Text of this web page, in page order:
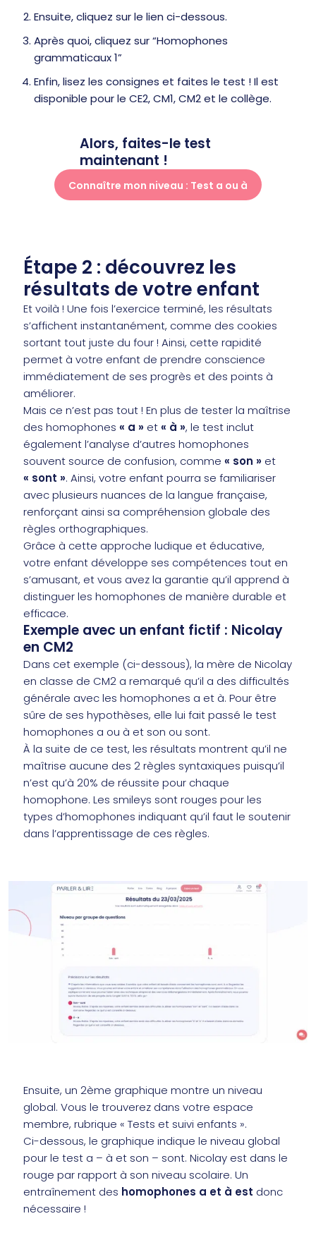
Ensuite, cliquez sur le lien ci-dessous.
Après quoi, cliquez sur “Homophones
grammaticaux 1”
Enfin, lisez les consignes et faites le test ! Il est
disponible pour le CE2, CM1, CM2 et le collège.
Alors, faites-le test
maintenant !
Connaître mon niveau : Test a ou à
Étape 2 : découvrez les
résultats de votre enfant
Et voilà ! Une fois l’exercice terminé, les résultats
s’affichent instantanément, comme des cookies
sortant tout juste du four ! Ainsi, cette rapidité
permet à votre enfant de prendre conscience
immédiatement de ses progrès et des points à
améliorer.
Mais ce n’est pas tout ! En plus de tester la maîtrise
des homophones« a » et« à », le test inclut
également l’analyse d’autres homophones
souvent source de confusion, comme« son » et
« sont ». Ainsi, votre enfant pourra se familiariser
avec plusieurs nuances de la langue française,
renforçant ainsi sa compréhension globale des
règles orthographiques.
Grâce à cette approche ludique et éducative,
votre enfant développe ses compétences tout en
s’amusant, et vous avez la garantie qu’il apprend à
distinguer les homophones de manière durable et
efficace.
Exemple avec un enfant fictif : Nicolay
en CM2
Dans cet exemple (ci-dessous), la mère de Nicolay
en classe de CM2 a remarqué qu’il a des difficultés
générale avec les homophones a et à. Pour être
sûre de ses hypothèses, elle lui fait passé le test
homophones a ou à et son ou sont.
À la suite de ce test, les résultats montrent qu’il ne
maîtrise aucune des 2 règles syntaxiques puisqu’il
n’est qu’à 20% de réussite pour chaque
homophone. Les smileys sont rouges pour les
types d’homophones indiquant qu’il faut le soutenir
dans l’apprentissage de ces règles.
Ensuite, un 2ème graphique montre un niveau
global. Vous le trouverez dans votre espace
membre, rubrique « Tests et suivi enfants ».
Ci-dessous, le graphique indique le niveau global
pour le test a – à et son – sont. Nicolay est dans le
rouge par rapport à son niveau scolaire. Un
entraînement des homophones a et à est donc
nécessaire !